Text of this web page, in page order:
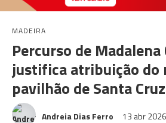
MADEIRA
Percurso de Madalena
justifica atribuição do
pavilhão de Santa Cruz
Andreia Dias Ferro 13 abr 2026